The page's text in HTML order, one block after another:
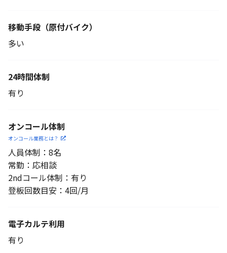
移動手段 （原付バイク）
多い
24時間体制
有り
オンコール体制
オンコール業務とは？
人員体制：8名
常勤：応相談
2ndコール体制：有り
登板回数目安：4回/月
電子カルテ利用
有り